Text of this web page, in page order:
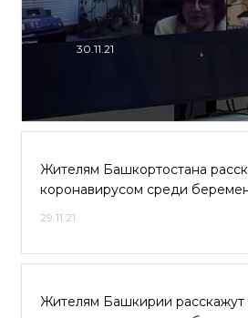
30.11.21
Жителям Башкортостана
коронавирусом среди
29.11.21
Жителям Башкирии расскажут